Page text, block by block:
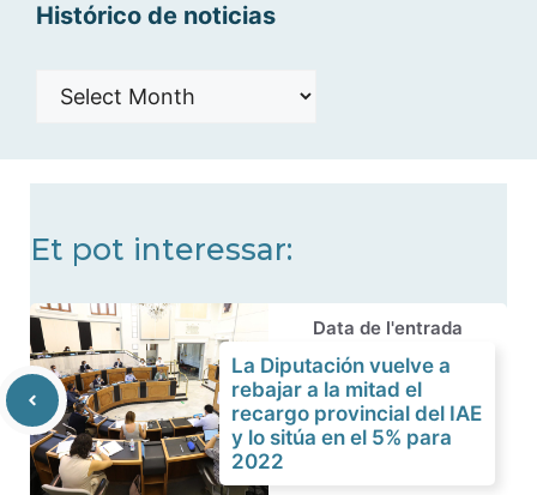
Histórico de noticias
Histórico
Et pot interessar:
Data de l'entrada
La Diputación vuelve a
rebajar a la mitad el
recargo provincial del IAE
y lo sitúa en el 5% para
2022